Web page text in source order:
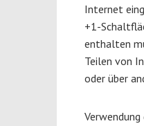
Internet
+1-
enthalten
Teilen von
oder über